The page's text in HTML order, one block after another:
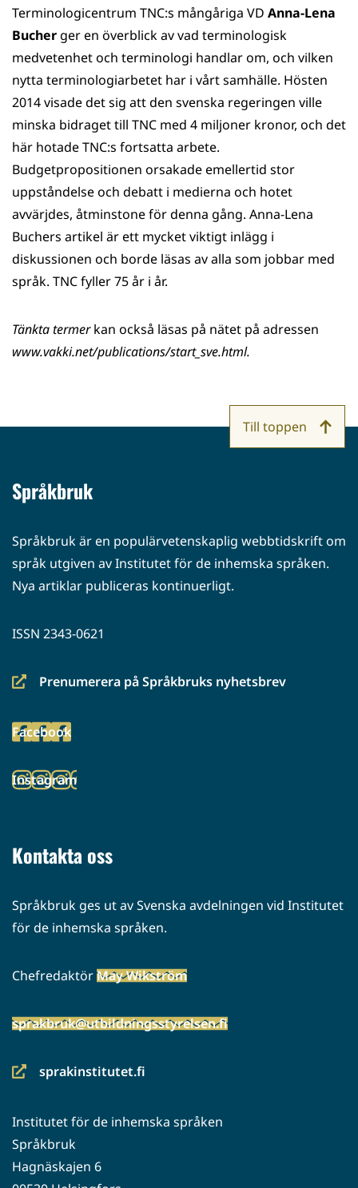
Terminologicentrum TNC:s mångåriga VD Anna-Lena
Bucher ger en överblick av vad terminologisk
medvetenhet och terminologi handlar om, och vilken
nytta terminologiarbetet har i vårt samhälle. Hösten
2014 visade det sig att den svenska regeringen ville
minska bidraget till TNC med 4 miljoner kronor, och det
här hotade TNC:s fortsatta arbete.
Budgetpropositionen orsakade emellertid stor
uppståndelse och debatt i medierna och hotet
avvärjdes, åtminstone för denna gång. Anna-Lena
Buchers artikel är ett mycket viktigt inlägg i
diskussionen och borde läsas av alla som jobbar med
språk. TNC fyller 75 år i år.
Tänkta termerkan också läsas på nätet på adressen
www.vakki.net/publications/start_sve.html.
Språkbruk
Språkbruk är en populärvetenskaplig webbtidskrift om
språk utgiven av Institutet för de inhemska språken.
Nya artiklar publiceras kontinuerligt.
ISSN 2343-0621
Prenumerera på Språkbruks nyhetsbrev
(siirryt
palveluun)
Facebook
(siirryt
palveluun)
Instagram
(siirryt
Kontakta oss
Språkbruk ges ut av Svenska avdelningen vid Institutet
för de inhemska språken.
ChefredaktörMay Wikström
sprakbruk@utbildningsstyrelsen.fi
sprakinstitutet.fi
(siirryt
palveluun)
Institutet för de inhemska språken
Språkbruk
Hagnäskajen 6
Till toppen